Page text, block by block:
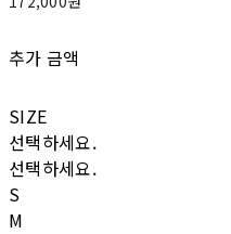
추가 금액
SIZE
선택하세요.
선택하세요.
S
M